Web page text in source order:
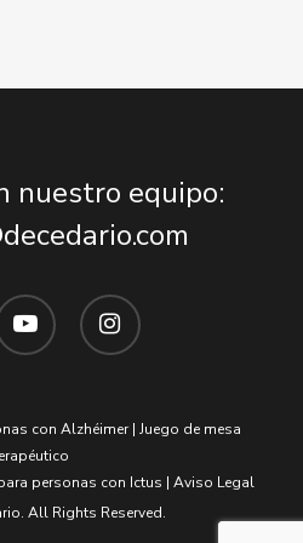
nuestro equipo:
instagram
con Alzhéimer|Juego de mesa
personas con Ictus | Aviso Legal
All Rights Reserved.